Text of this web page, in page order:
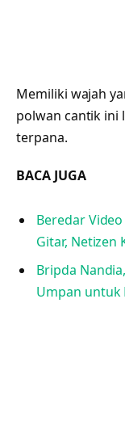
Memiliki wajah
polwan cantik ini
terpana.
BACA JUGA
Beredar
Gitar, Netizen
Bripda
Umpan untuk